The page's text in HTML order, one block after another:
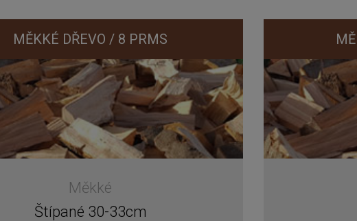
MĚKKÉ DŘEVO / 8 PRMS
Měkké
Štípané 30-33cm